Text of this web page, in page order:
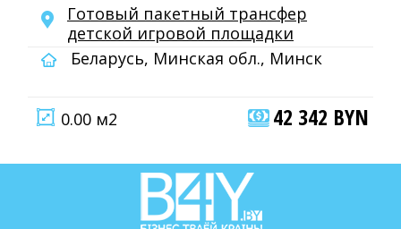
Готовый пакетный трансфер
детской игровой площадки
Беларусь, Минская обл., Минск
0.00 м2 42 342 BYN